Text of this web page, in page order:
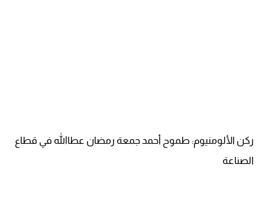
ركن الألومنيوم: طموح أحمد جمعة رمضان عطاالله في قطاع
الصناعة